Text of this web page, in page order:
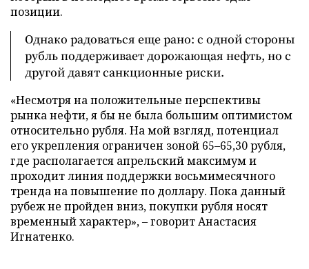
позиции.
Однако радоваться еще рано: с одной стороны
рубль поддерживает дорожающая нефть, но с
другой давят санкционные риски.
«Несмотря на положительные перспективы
рынка нефти, я бы не была большим оптимистом
относительно рубля. На мой взгляд, потенциал
его укрепления ограничен зоной 65–65,30 рубля,
где располагается апрельский максимум и
проходит линия поддержки восьмимесячного
тренда на повышение по доллару. Пока данный
рубеж не пройден вниз, покупки рубля носят
временный характер», – говорит Анастасия
Игнатенко.